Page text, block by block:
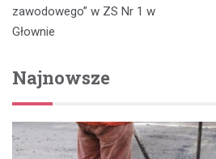
zawodowego” w ZS Nr 1 w
Głownie
Najnowsze